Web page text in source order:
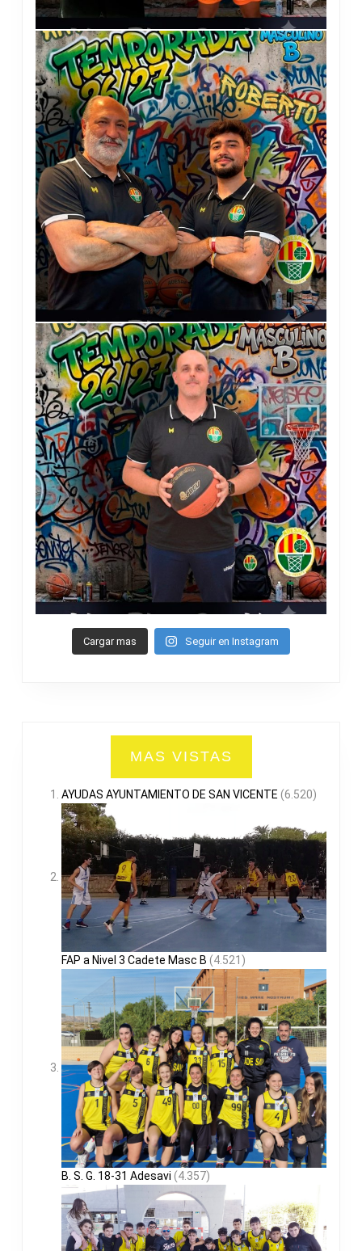
Cargar mas Seguir en Instagram
MAS VISTAS
AYUDAS AYUNTAMIENTO DE SAN VICENTE (6.520)
FAP a Nivel 3 Cadete Masc B (4.521)
B. S. G. 18-31 Adesavi (4.357)